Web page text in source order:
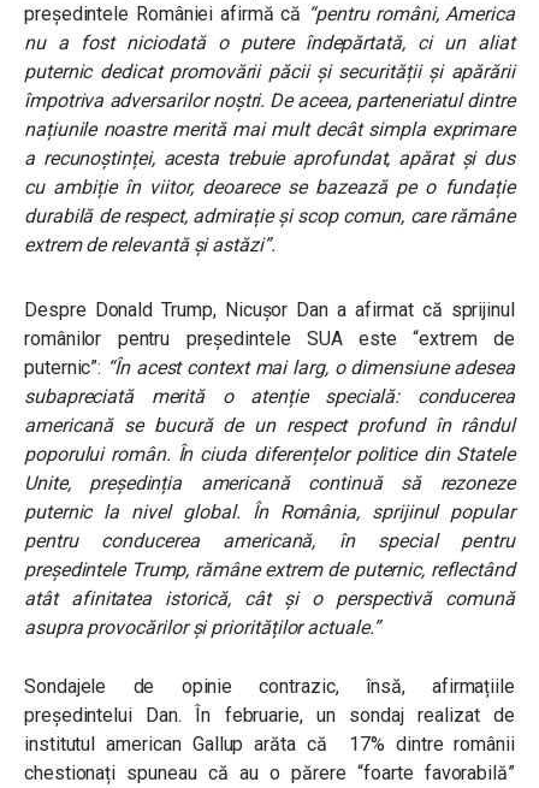
președintele României afirmă că “pentru români, America
nu a fost niciodată o putere îndepărtată, ci un aliat
puternic dedicat promovării păcii și securității și apărării
împotriva adversarilor noștri. De aceea, parteneriatul dintre
națiunile noastre merită mai mult decât simpla exprimare
a recunoștinței, acesta trebuie aprofundat, apărat și dus
cu ambiție în viitor, deoarece se bazează pe o fundație
durabilă de respect, admirație și scop comun, care rămâne
extrem de relevantă și astăzi”.
Despre Donald Trump, Nicușor Dan a afirmat că sprijinul
românilor pentru președintele SUA este “extrem de
puternic”: “În acest context mai larg, o dimensiune adesea
subapreciată merită o atenție specială: conducerea
americană se bucură de un respect profund în rândul
poporului român. În ciuda diferențelor politice din Statele
Unite, președinția americană continuă să rezoneze
puternic la nivel global. În România, sprijinul popular
pentru conducerea americană, în special pentru
președintele Trump, rămâne extrem de puternic, reflectând
atât afinitatea istorică, cât și o perspectivă comună
asupra provocărilor și priorităților actuale.”
Sondajele de opinie contrazic, însă, afirmațiile
președintelui Dan. În februarie, un sondaj realizat de
institutul american Gallup arăta că 17% dintre românii
chestionați spuneau că au o părere “foarte favorabilă”